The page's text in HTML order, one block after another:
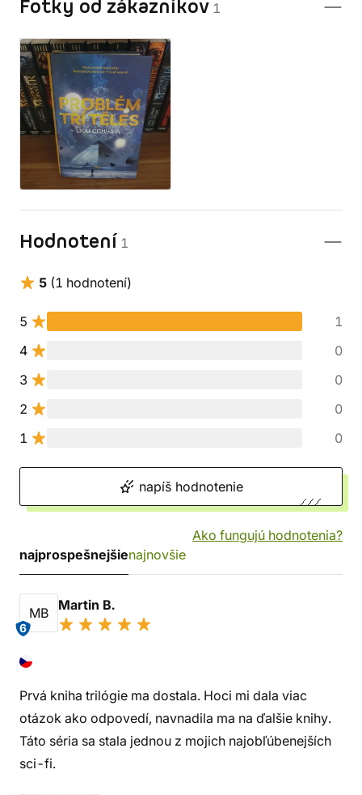
Fotky od zákazníkov 1
Hodnotení 1
5 (1 hodnotení)
5
1
4
0
3
0
2
0
1
0
napíš hodnotenie
Ako fungujú hodnotenia?
najprospešnejšienajnovšie
MB
6
Martin B.
Prvá kniha trilógie ma dostala. Hoci mi dala viac
otázok ako odpovedí, navnadila ma na ďalšie knihy.
Táto séria sa stala jednou z mojich najobľúbenejších
sci-fi.